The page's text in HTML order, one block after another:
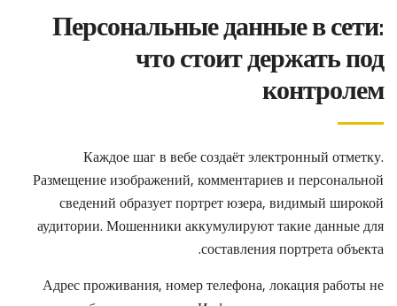
Персональные данные в сети:
что стоит держать под
контролем
Каждое шаг в вебе создаёт электронный отметку.
Размещение изображений, комментариев и персональной
сведений образует портрет юзера, видимый широкой
аудитории. Мошенники аккумулируют такие данные для
составления портрета объекта.
Адрес проживания, номер телефона, локация работы не